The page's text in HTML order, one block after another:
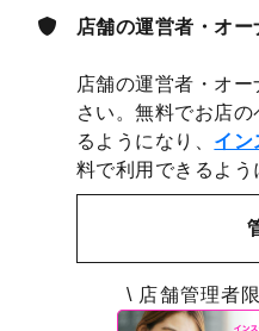
店舗の運営者・オー
店舗の運営者・オ
さい。無料でお店
るようになり、 イン
料で利用できるよう
\ 店舗管理者